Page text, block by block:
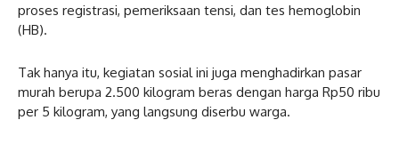
proses registrasi, pemeriksaan tensi, dan tes hemoglobin
(HB).
Tak hanya itu, kegiatan sosial ini juga menghadirkan pasar
murah berupa 2.500 kilogram beras dengan harga Rp50 ribu
per 5 kilogram, yang langsung diserbu warga.